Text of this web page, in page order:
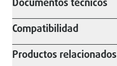
Documentos técnicos
Compatibilidad
Productos relacionados